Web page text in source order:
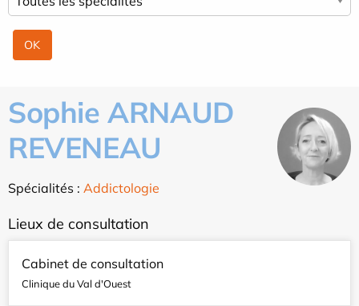
Sophie ARNAUD
REVENEAU
Spécialités : Addictologie
Lieux de consultation
Cabinet de consultation
Clinique du Val d'Ouest